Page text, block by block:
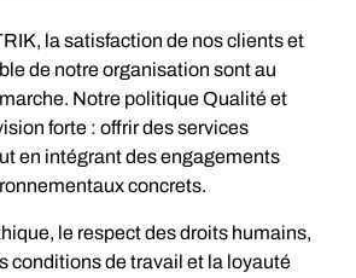
la satisfaction de nos clients et
de notre organisation sont au
Notre politique Qualité et
forte : offrir des services
en intégrant des engagements
concrets.
le respect des droits humains,
conditions de travail et la loyauté